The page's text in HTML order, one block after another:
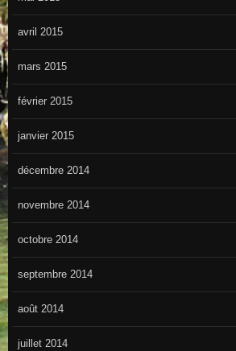
avril 2015
mars 2015
février 2015
janvier 2015
décembre 2014
novembre 2014
octobre 2014
septembre 2014
août 2014
juillet 2014